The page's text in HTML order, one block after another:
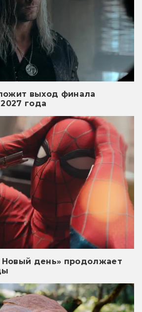
выход финала
года
Новый день» продолжает